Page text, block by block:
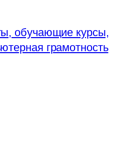
обучающие курсы,
грамотность